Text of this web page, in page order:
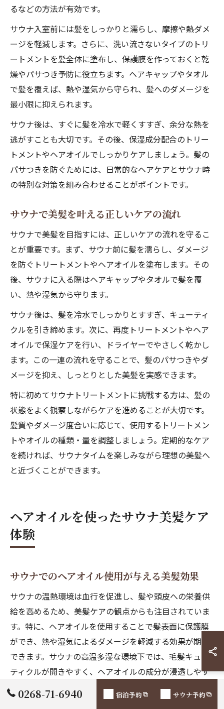
るなどの方法が有効です。
サウナ入室前には髪をしっかりと濡らし、摩擦や熱ダメ
ージを軽減します。さらに、洗い流さないタイプのトリ
ートメントを髪全体に塗布し、保護膜を作っておくと乾
燥やパサつき予防に役立ちます。ヘアキャップやタオル
で髪を覆えば、熱や湿気から守られ、髪へのダメージを
最小限に抑えられます。
サウナ後は、すぐに髪を冷水で軽くすすぎ、余分な熱を
逃がすことも大切です。その後、保湿成分配合のトリー
トメントやヘアオイルでしっかりケアしましょう。髪の
パサつきを防ぐためには、日常的なヘアケアとサウナ時
の特別な対策を組み合わせることがポイントです。
サウナで美髪を叶える正しいケアの流れ
サウナで美髪を目指すには、正しいケアの流れを守るこ
とが重要です。まず、サウナ前に髪を濡らし、ダメージ
を防ぐトリートメントやヘアオイルを塗布します。その
後、サウナに入る際はヘアキャップやタオルで髪を覆
い、熱や湿気から守ります。
サウナ後は、髪を冷水でしっかりとすすぎ、キューティ
クルを引き締めます。次に、再度トリートメントやヘア
オイルで保湿ケアを行い、ドライヤーでやさしく乾かし
ます。この一連の流れを守ることで、髪のパサつきやダ
メージを抑え、しっとりとした美髪を実感できます。
特に初めてサウナトリートメントに挑戦する方は、髪の
状態をよく観察しながらケアを進めることが大切です。
髪質やダメージ度合いに応じて、使用するトリートメン
トやオイルの種類・量を調整しましょう。定期的なケア
を続ければ、サウナタイムを楽しみながら理想の美髪へ
と近づくことができます。
ヘアオイルを使ったサウナ美髪ケア
体験
サウナでのヘアオイル使用が与える美髪効果
サウナの温熱環境は血行を促進し、髪や頭皮への栄養供
給を高めるため、美髪ケアの観点からも注目されていま
す。特に、ヘアオイルを使用することで髪表面に保護膜
ができ、熱や湿気によるダメージを軽減する効果が期待
できます。サウナの高温多湿な環境下では、毛髪キュー
ティクルが開きやすく、ヘアオイルの成分が浸透しやす
くなるというメリットもあります。
0268-71-6940 宿泊予約 サウナ予約